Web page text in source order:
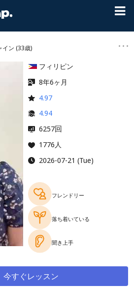
イン (33歳)
フィリピン
8年6ヶ月
4.97
4.94
6257回
1776人
2026-07-21 (Tue)
フレンドリー
落ち着いている
聞き上手
今すぐレッスン